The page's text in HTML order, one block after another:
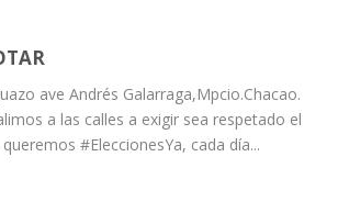
ave Andrés Galarraga,Mpcio.Chacao.
a las calles a exigir sea respetado el
#EleccionesYa, cada día...